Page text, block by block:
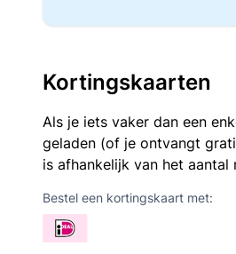
Kortingskaarten
Als je iets vaker dan een
geladen (of je ontvangt
is afhankelijk van het
Bestel een kortingskaart met: